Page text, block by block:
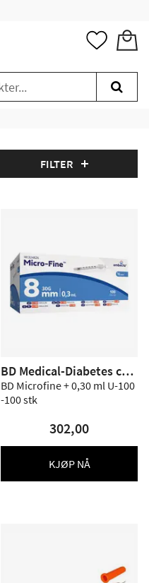
FILTER
BD Medical-Diabetes car
e
BD Microfine + 0,30 ml U-100
-100 stk
302,00
KJØP NÅ